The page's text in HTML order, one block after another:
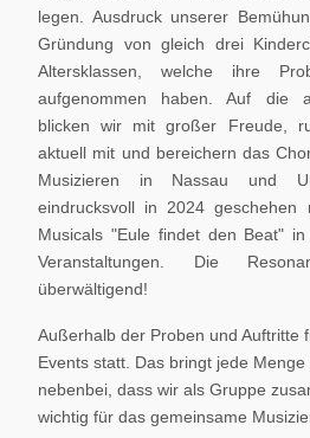
legen. Ausdruck unserer
Gründung von gleich drei
Altersklassen, welche ihre
aufgenommen haben. Auf die
blicken wir mit großer Freude,
aktuell mit und bereichern das
Musizieren in Nassau und
eindrucksvoll in 2024 geschehen
Musicals "Eule findet den Beat"
Veranstaltungen. Die
überwältigend!
Außerhalb der Proben und Auftritte
Events statt. Das bringt jede
nebenbei, dass wir als Gruppe
wichtig für das gemeinsame